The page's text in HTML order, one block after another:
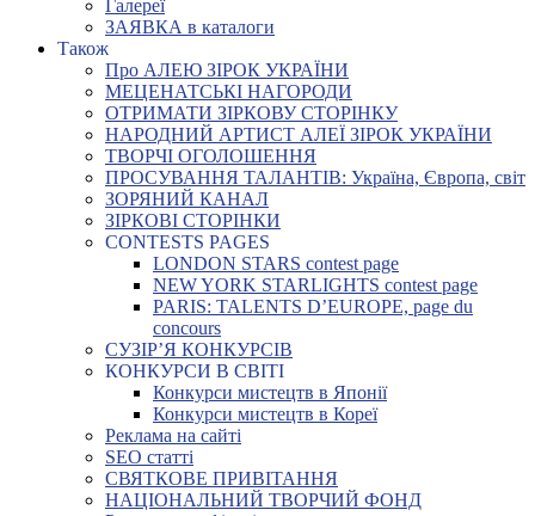
Галереї
ЗАЯВКА в каталоги
Також
Про АЛЕЮ ЗІРОК УКРАЇНИ
МЕЦЕНАТСЬКІ НАГОРОДИ
ОТРИМАТИ ЗІРКОВУ СТОРІНКУ
НАРОДНИЙ АРТИСТ АЛЕЇ ЗІРОК УКРАЇНИ
ТВОРЧІ ОГОЛОШЕННЯ
ПРОСУВАННЯ ТАЛАНТІВ: Україна, Європа, світ
ЗОРЯНИЙ КАНАЛ
ЗІРКОВІ СТОРІНКИ
CONTESTS PAGES
LONDON STARS contest page
NEW YORK STARLIGHTS contest page
PARIS: TALENTS D’EUROPE, page du
concours
СУЗІР’Я КОНКУРСІВ
КОНКУРСИ В СВІТІ
Конкурси мистецтв в Японії
Конкурси мистецтв в Кореї
Реклама на сайті
SEO статті
СВЯТКОВЕ ПРИВІТАННЯ
НАЦІОНАЛЬНИЙ ТВОРЧИЙ ФОНД